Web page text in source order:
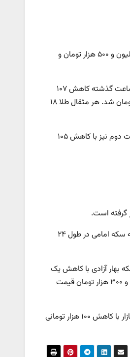
_ بررسی روند بازار طلا و سکه در زمان بازگشایی بازار حاکی از آن است که طلا در کانال ۶ میلیون و ۵۰۰ هزار تومان و
بر همین اساس، بازار طلا در حالی وارد روز سه‌شنبه، ۲۳ اردیبهشت‌ماه شد که هر گرم طلای ۱۸عیار در طول ۲۴ ساعت گذشته کاهش ۱۰۷
هزار تومانی قیمت را تجربه کرد. به این ترتیب، هر گرم طلای ۱۸عیار با کاهش ۱.۶ درصدی، ۶ میلیون و ۵۴۱ هزار تومان شد. هر مثقال طلا ۱۸
هر گرم طلای ۲۴ عیار با کاهش ۱۴۲ هزار تومانی، ۸ میلیون و ۷۲۱ هزار تومان قیمت‌گذاری شد. هر گرم طلای دست دوم نیز با کاهش ۱۰۵
بررسی‌ها نشان می‌دهد سکه امامی امروز در بازار با قیمت ۷۳ میلیون و ۸۸۰ هزار تومان دیده می‌شود. هر قطعه سکه امامی در طول ۲۴
هر قطعه سکه بهار آزادی با کاهش یک
میلیون و ۵۷۰ هزار تومانی، ۷۰ میلیون و ۱۱۰ هزار تومان شد. نیم‌سکه اما ۶۰۰ هزار تومان ارزان شد و ۴۵ میلیون و ۳۰۰ هزار تومان قیمت
ربع‌سکه هم با کاهش ۷۰۰ هزار تومانی، ۲۵ میلیون و ۳۰۰ هزار تومان قیمت خورد. از سوی دیگر، سکه گرمی در بازار با کاهش ۱۰۰ هزار تومانی